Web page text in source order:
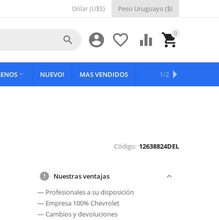
Dólar (U$S) Peso Uruguayo ($)
0

 


 NUEVO! MAS VENDIDOS OFERTAS
1/2
Código: 12638824DEL
Nuestras ventajas
— Profesionales a su disposición
— Empresa 100% Chevrolet
— Cambios y devoluciones